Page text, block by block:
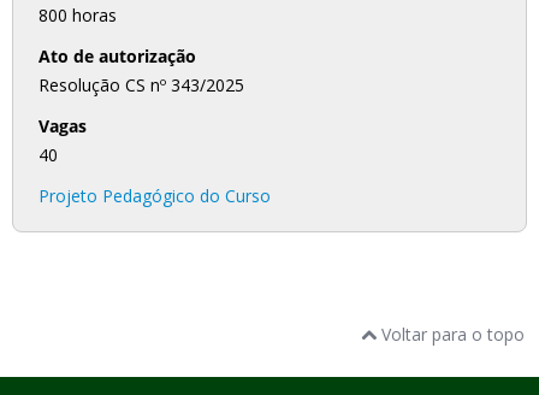
800 horas
Ato de autorização
Resolução CS nº 343/2025
Vagas
40
Projeto Pedagógico do Curso
Voltar para o topo